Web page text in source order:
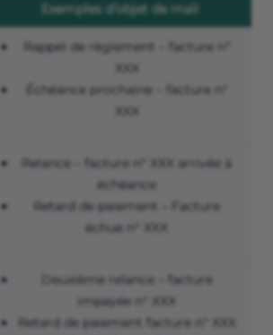
Exemples d’objet de mail
Rappel de règlement – facture n°
XXX
Échéance prochaine – facture n°
XXX
Relance – facture n° XXX arrivée à
échéance
Retard de paiement – Facture
échue n° XXX
Deuxième relance – facture
impayée n° XXX
Retard de paiement facture n° XXX